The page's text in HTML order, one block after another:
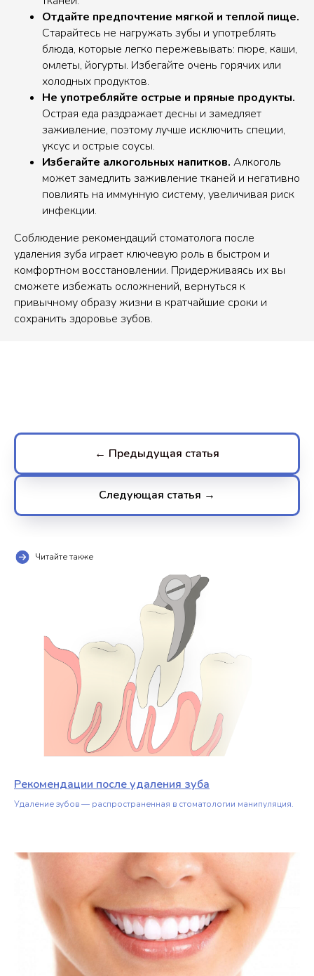
Отдайте предпочтение мягкой и теплой пище.
Старайтесь не нагружать зубы и употреблять
блюда, которые легко пережевывать: пюре, каши,
омлеты, йогурты. Избегайте очень горячих или
холодных продуктов.
Не употребляйте острые и пряные продукты.
Острая еда раздражает десны и замедляет
заживление, поэтому лучше исключить специи,
уксус и острые соусы.
Избегайте алкогольных напитков. Алкоголь
может замедлить заживление тканей и негативно
повлиять на иммунную систему, увеличивая риск
инфекции.
Соблюдение рекомендаций стоматолога после
удаления зуба играет ключевую роль в быстром и
комфортном восстановлении. Придерживаясь их вы
сможете избежать осложнений, вернуться к
привычному образу жизни в кратчайшие сроки и
сохранить здоровье зубов.
← Предыдущая статья
Следующая статья →
Читайте также
Рекомендации после удаления зуба
Удаление зубов — распространенная в стоматологии манипуляция.